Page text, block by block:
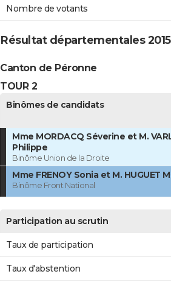
Nombre de votants
Résultat départementales
Canton de Péronne
TOUR 2
Binômes de candidats
Mme MORDACQ Séverine et M.
Philippe
Binôme Union de la Droite
Mme FRENOY Sonia et M. HUGUET
Binôme Front National
Participation au scrutin
Taux de participation
Taux d'abstention